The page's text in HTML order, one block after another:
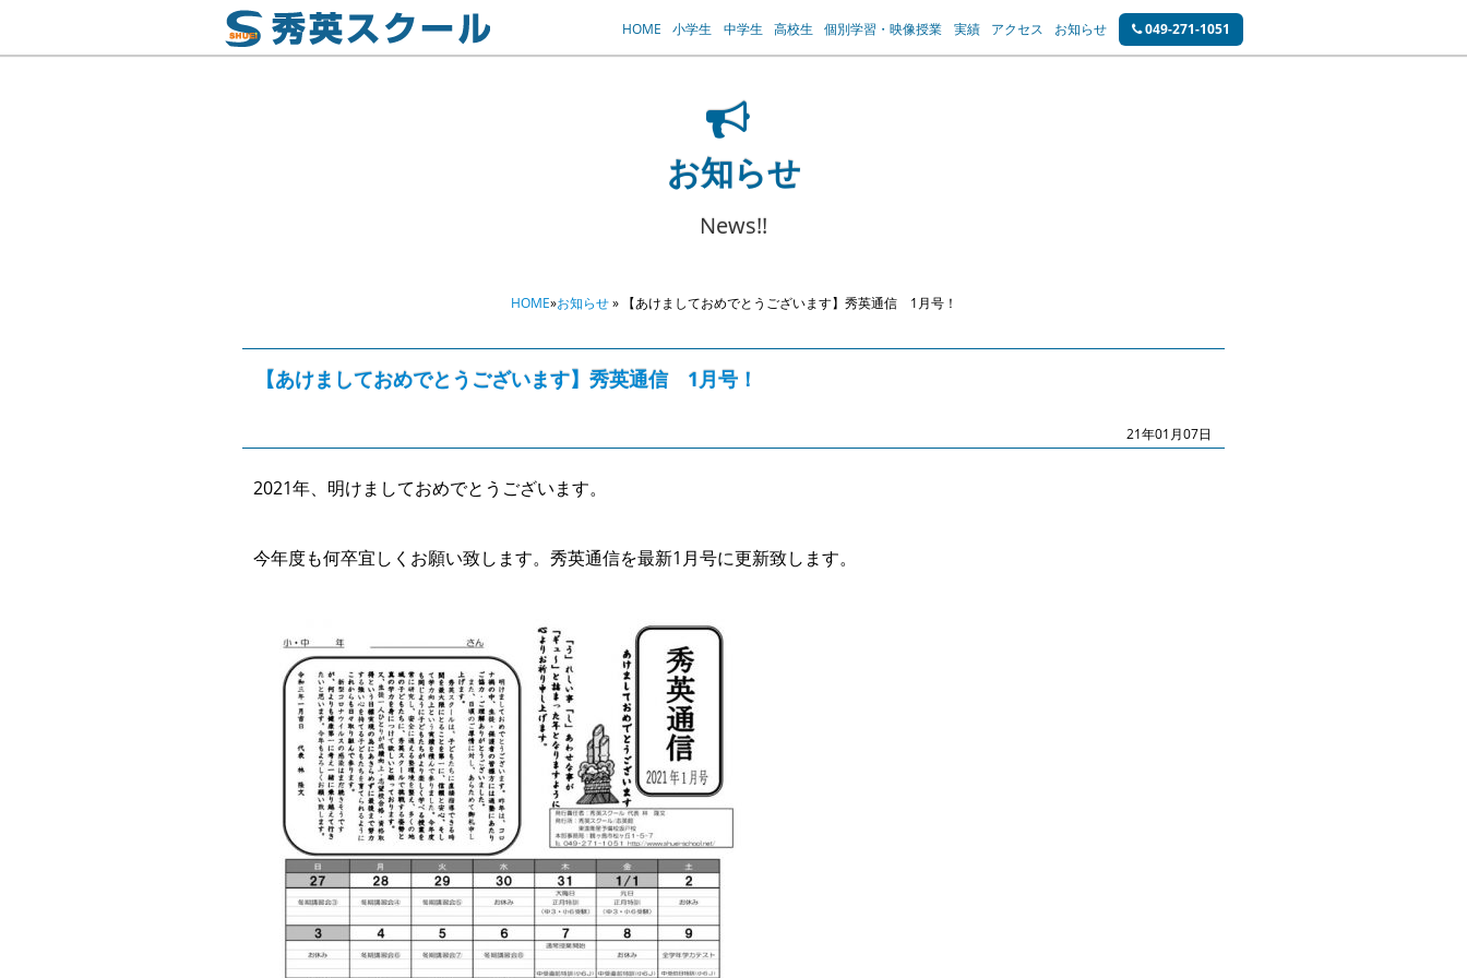
HOME 小学生 中学生 高校生 個別学習・映像授業 実績 アクセス お知らせ 049-271-1051
お知らせ
News!!
HOME»お知らせ» 【あけましておめでとうございます】秀英通信 1月号！
【あけましておめでとうございます】秀英通信 1月号！
21年01月07日
2021年、明けましておめでとうございます。
今年度も何卒宜しくお願い致します。秀英通信を最新1月号に更新致します。